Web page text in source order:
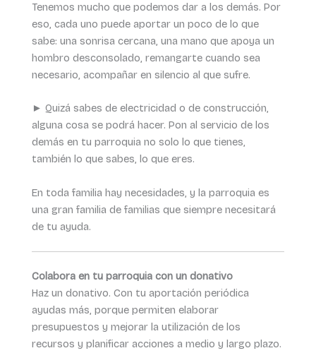
Tenemos mucho que podemos dar a los demás. Por
eso, cada uno puede aportar un poco de lo que
sabe: una sonrisa cercana, una mano que apoya un
hombro desconsolado, remangarte cuando sea
necesario, acompañar en silencio al que sufre.
► Quizá sabes de electricidad o de construcción,
alguna cosa se podrá hacer. Pon al servicio de los
demás en tu parroquia no solo lo que tienes,
también lo que sabes, lo que eres.
En toda familia hay necesidades, y la parroquia es
una gran familia de familias que siempre necesitará
de tu ayuda.
Colabora en tu parroquia con un donativo
Haz un donativo. Con tu aportación periódica
ayudas más, porque permiten elaborar
presupuestos y mejorar la utilización de los
recursos y planificar acciones a medio y largo plazo.